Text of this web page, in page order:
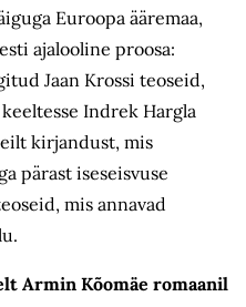
Euroopa ääremaa,
ajalooline proosa:
Jaan Krossi teoseid,
Indrek Hargla
kirjandust, mis
pärast iseseisvuse
mis annavad
Armin Kõomäe romaanil